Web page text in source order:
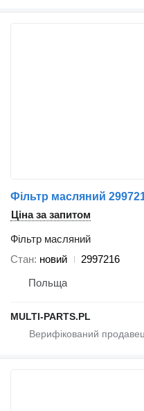
Фільтр масляний
Ціна за запитом
Фільтр масляний
Стан новий
2997216
Польща
MULTI-PARTS.PL